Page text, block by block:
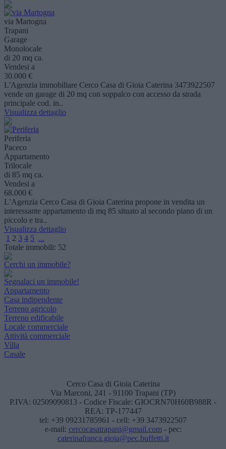
via Martogna
Trapani
Garage
Monolocale
di 20 mq ca.
Vendesi a
30.000 €
L'Agenzia immobiliare Cerco Casa di Gioia Caterina 3473922507
vende un garage di 20 mq con soppalco con accesso da strada
principale cod. in..
Visualizza dettaglio
Periferia
Paceco
Appartamento
Trilocale
di 85 mq ca.
Vendesi a
68.000 €
L’Agenzia Cerco Casa di Gioia Caterina propone in vendita un
interessante appartamento di mq 85 situato al secondo piano di un
piccolo e tra..
Visualizza dettaglio
1 2 3 4 5 ...
Totale immobili: 52
Cerchi un immobile?
Segnalaci un immobile!
Appartamento
Casa indipendente
Terreno agricolo
Terreno edificabile
Locale commerciale
Attività commerciale
Villa
Casale
Cerco Casa di Gioia Caterina
Via Marconi, 241 - 91100 Trapani (TP)
P.IVA: 02509090813 - Codice Fiscale: GIOCRN70H60B988R -
REA: TP-177447
tel: +39 09231785961 - cell: +39 3473922507
e-mail: cercocasatrapani@gmail.com - pec:
caterinafranca.gioia@pec.buffetti.it